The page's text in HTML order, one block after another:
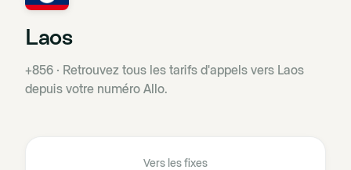
Laos
+856 · Retrouvez tous les tarifs d'appels vers Laos
depuis votre numéro Allo.
Vers les fixes